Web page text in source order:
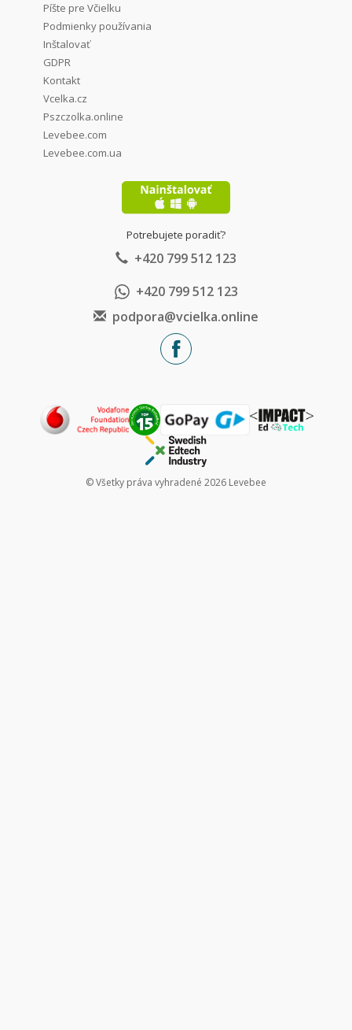
Píšte pre Včielku
Podmienky používania
Inštalovať
GDPR
Kontakt
Vcelka.cz
Pszczolka.online
Levebee.com
Levebee.com.ua
Potrebujete poradiť?
+420 799 512 123
+420 799 512 123
podpora@vcielka.online
© Všetky práva vyhradené 2026 Levebee